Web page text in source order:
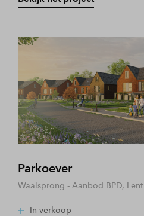
Parkoever
Waalsprong - Aanbod BPD, Lent
In verkoop